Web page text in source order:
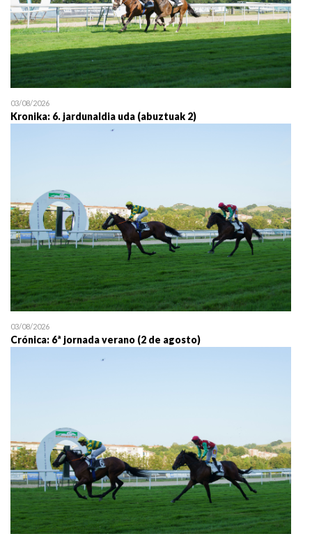
03/08/2026
Kronika: 6. jardunaldia uda (abuztuak 2)
03/08/2026
Crónica: 6ª jornada verano (2 de agosto)